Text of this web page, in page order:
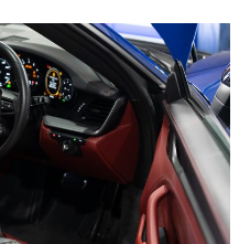
o
r
t